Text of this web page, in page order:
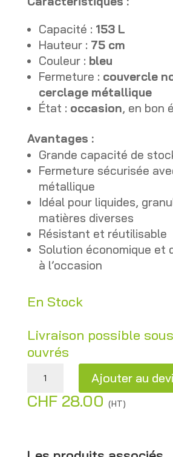
Capacité : 153 L
Hauteur : 75 cm
Couleur : bleu
Fermeture : couvercle
cerclage métallique
État : occasion, en bon
Avantages :
Grande capacité de
Fermeture sécurisée
métallique
Idéal pour liquides,
matières diverses
Résistant et réutilisable
Solution économique et
à l’occasion
En Stock
Livraison possible
ouvrés
Ajouter au
A
e
CHF28.00 (HT)